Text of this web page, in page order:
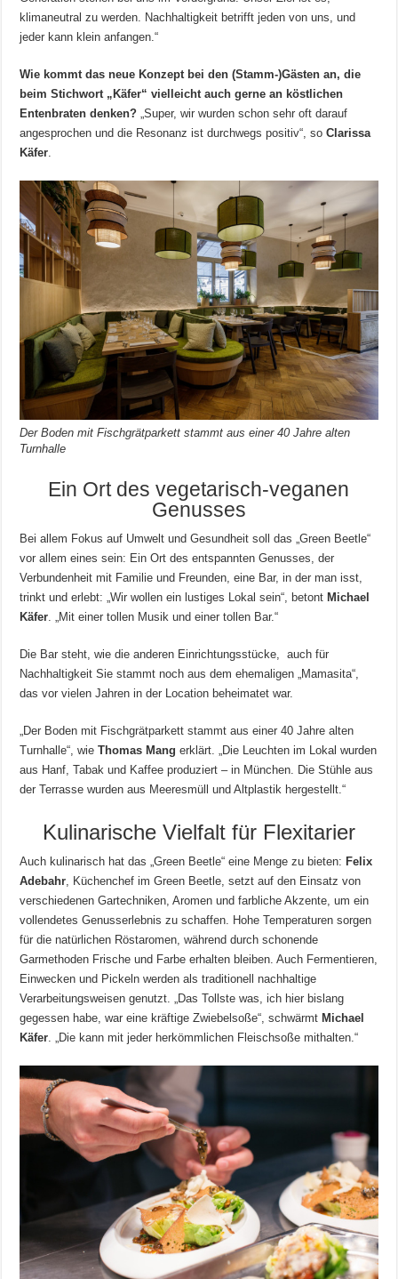
klimaneutral zu werden. Nachhaltigkeit betrifft jeden von uns, und
jeder kann klein anfangen.“
Wie kommt das neue Konzept bei den (Stamm-)Gästen an, die
beim Stichwort „Käfer“ vielleicht auch gerne an köstlichen
Entenbraten denken? „Super, wir wurden schon sehr oft darauf
angesprochen und die Resonanz ist durchwegs positiv“, soClarissa
Käfer
Der Boden mit Fischgrätparkett stammt aus einer 40 Jahre alten
Turnhalle
Ein Ort des vegetarisch-veganen
Genusses
Bei allem Fokus auf Umwelt und Gesundheit soll das „Green Beetle“
vor allem eines sein: Ein Ort des entspannten Genusses, der
Verbundenheit mit Familie und Freunden, eine Bar, in der man isst,
trinkt und erlebt: „Wir wollen ein lustiges Lokal sein“, betont Michael
Käfer. „Mit einer tollen Musik und einer tollen Bar.“
Die Bar steht, wie die anderen Einrichtungsstücke, auch für
Nachhaltigkeit Sie stammt noch aus dem ehemaligen „Mamasita“,
das vor vielen Jahren in der Location beheimatet war.
„Der Boden mit Fischgrätparkett stammt aus einer 40 Jahre alten
Turnhalle“, wieThomas Mang erklärt. „Die Leuchten im Lokal wurden
aus Hanf, Tabak und Kaffee produziert – in München. Die Stühle aus
der Terrasse wurden aus Meeresmüll und Altplastik hergestellt.“
Kulinarische Vielfalt für Flexitarier
Auch kulinarisch hat das „Green Beetle“ eine Menge zu bieten: Felix
Adebahr, Küchenchef im Green Beetle, setzt auf den Einsatz von
verschiedenen Gartechniken, Aromen und farbliche Akzente, um ein
vollendetes Genusserlebnis zu schaffen. Hohe Temperaturen sorgen
für die natürlichen Röstaromen, während durch schonende
Garmethoden Frische und Farbe erhalten bleiben. Auch Fermentieren,
Einwecken und Pickeln werden als traditionell nachhaltige
Verarbeitungsweisen genutzt. „Das Tollste was, ich hier bislang
gegessen habe, war eine kräftige Zwiebelsoße“, schwärmt Michael
Käfer. „Die kann mit jeder herkömmlichen Fleischsoße mithalten.“